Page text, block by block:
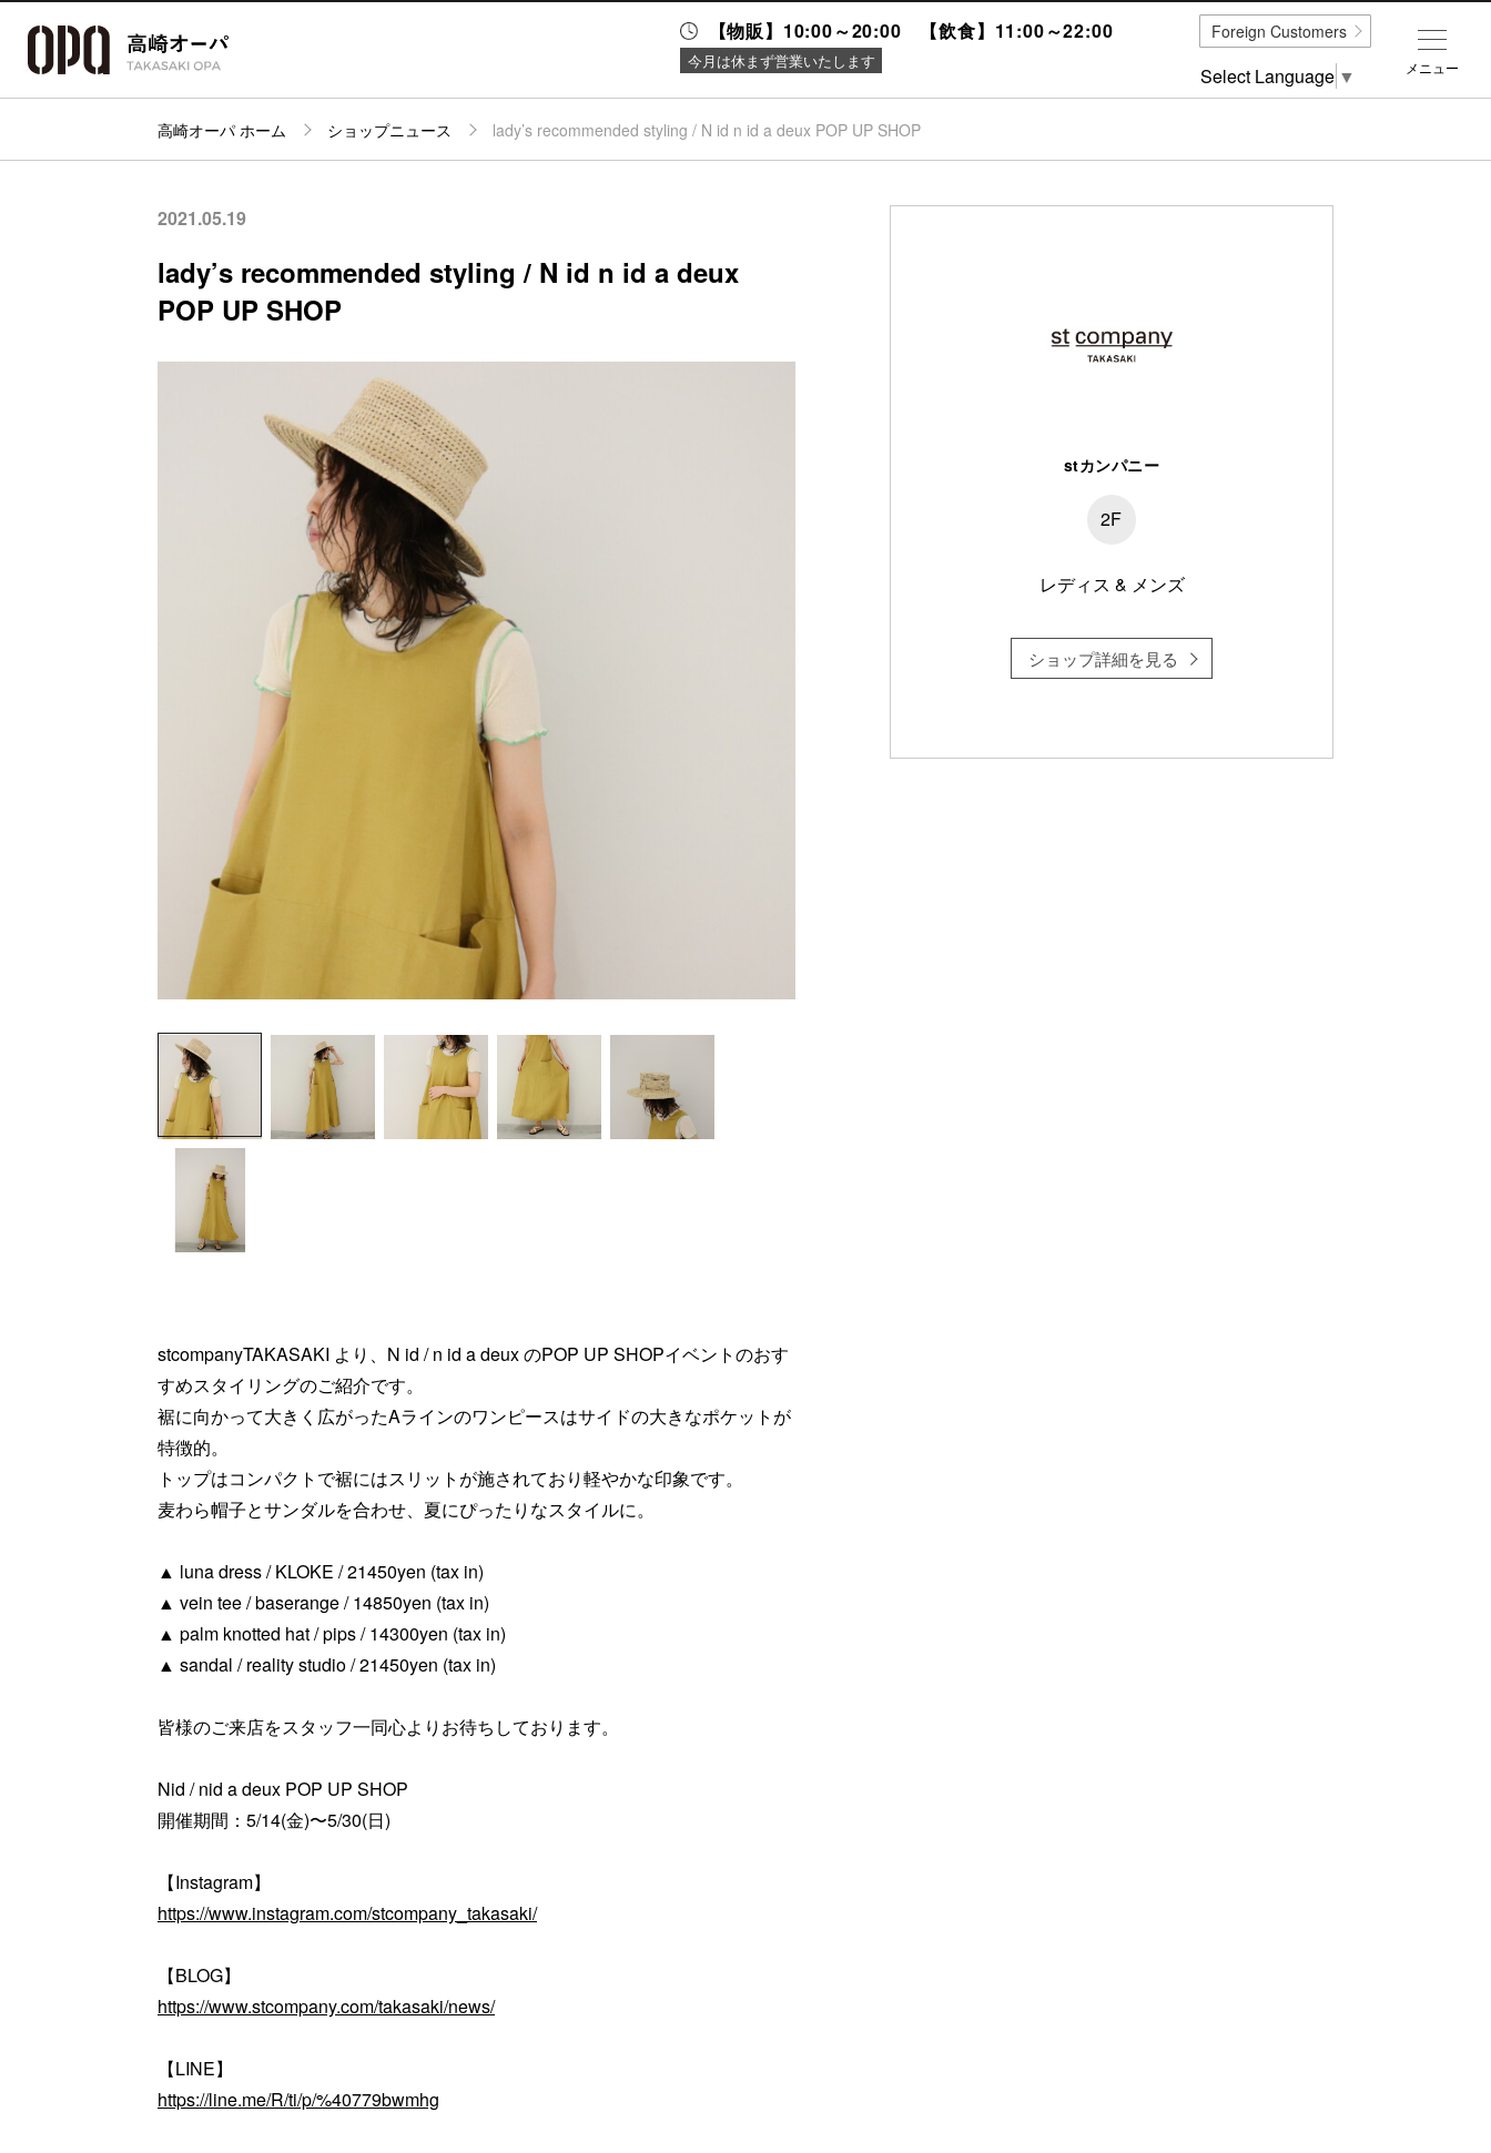
【物販】10:00～20:00 【飲食】11:00～22:00
今月は休まず営業いたします
パーキング
施設案内
イベント
高崎オーパ ホーム ショップニュース lady’s recommended styling / N id n id a deux POP UP SHOP
2021.05.19
lady’s recommended styling / N id n id a deux
POP UP SHOP
stcompanyTAKASAKI より、N id / n id a deux のPOP UP SHOPイベントのおす
すめスタイリングのご紹介です。
裾に向かって大きく広がったAラインのワンピースはサイドの大きなポケットが
特徴的。
トップはコンパクトで裾にはスリットが施されており軽やかな印象です。
麦わら帽子とサンダルを合わせ、夏にぴったりなスタイルに。
▲ luna dress / KLOKE / 21450yen (tax in)
▲ vein tee / baserange / 14850yen (tax in)
▲ palm knotted hat / pips / 14300yen (tax in)
▲ sandal / reality studio / 21450yen (tax in)
皆様のご来店をスタッフ一同心よりお待ちしております。
Nid / nid a deux POP UP SHOP
開催期間：5/14(金)〜5/30(日)
【Instagram】
https://www.instagram.com/stcompany_takasaki/
【BLOG】
https://www.stcompany.com/takasaki/news/
【LINE】
https://line.me/R/ti/p/%40779bwmhg
stカンパニー
2F
レディス & メンズ
ショップ詳細を見る
メニュー
Foreign Customers
Select Language ▼